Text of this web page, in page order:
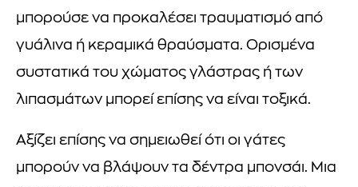
μπορούσε να προκαλέσει τραυματισμό από
γυάλινα ή κεραμικά θραύσματα. Ορισμένα
συστατικά του χώματος γλάστρας ή των
λιπασμάτων μπορεί επίσης να είναι τοξικά.
Αξίζει επίσης να σημειωθεί ότι οι γάτες
μπορούν να βλάψουν τα δέντρα μπονσάι. Μια